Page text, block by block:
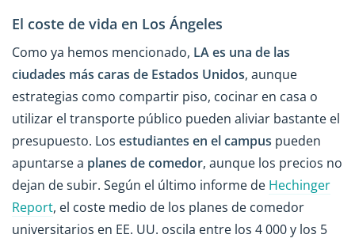
El coste de vida en Los Ángeles
Como ya hemos mencionado, LA es una de las
ciudades más caras de Estados Unidos, aunque
estrategias como compartir piso, cocinar en casa o
utilizar el transporte público pueden aliviar bastante el
presupuesto. Los estudiantes en el campus pueden
apuntarse a planes de comedor, aunque los precios no
dejan de subir. Según el último informe de Hechinger
Report, el coste medio de los planes de comedor
universitarios en EE. UU. oscila entre los 4 000 y los 5